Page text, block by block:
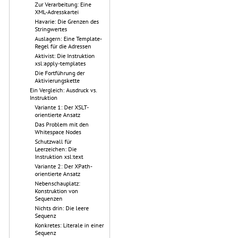
Zur Verarbeitung: Eine
XML-Adresskartei
Havarie: Die Grenzen des
Stringwertes
Auslagern: Eine Template-
Regel für die Adressen
Aktivist: Die Instruktion
xsl:apply-templates
Die Fortführung der
Aktivierungskette
Ein Vergleich: Ausdruck vs.
Instruktion
Variante 1: Der XSLT-
orientierte Ansatz
Das Problem mit den
Whitespace Nodes
Schutzwall für
Leerzeichen: Die
Instruktion xsl:text
Variante 2: Der XPath-
orientierte Ansatz
Nebenschauplatz:
Konstruktion von
Sequenzen
Nichts drin: Die leere
Sequenz
Konkretes: Literale in einer
Sequenz